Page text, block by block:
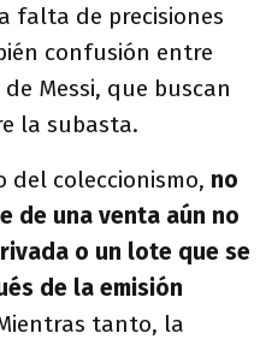
falta de precisiones
confusión entre
Messi, que buscan
la subasta.
coleccionismo, no
de una venta aún no
o un lote que se
de la emisión
tanto, la